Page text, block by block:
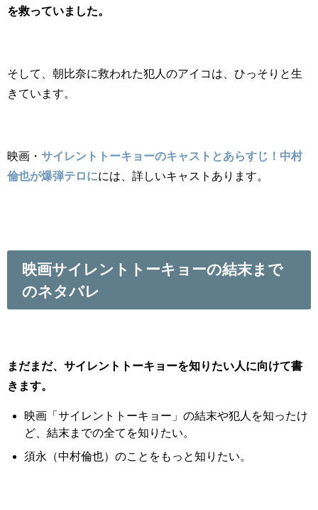
を救っていました。
そして、朝比奈に救われた犯人のアイコは、ひっそりと生
きています。
映画・ サイレントトーキョーのキャストとあらすじ！中村
倫也が爆弾テロにには、詳しいキャストあります。
映画サイレントトーキョーの結末まで
のネタバレ
まだまだ、サイレントトーキョーを知りたい人に向けて書
きます。
映画「サイレントトーキョー」の結末や犯人を知ったけ
ど、結末までの全てを知りたい。
須永（中村倫也）のことをもっと知りたい。